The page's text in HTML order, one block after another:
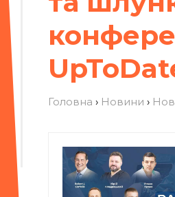
Головна › Новини ›